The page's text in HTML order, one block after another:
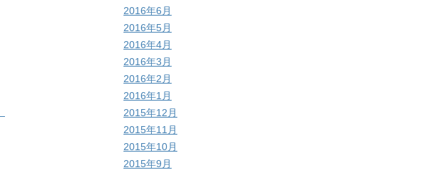
2016年6月
2016年5月
2016年4月
2016年3月
2016年2月
2016年1月
2015年12月
2015年11月
2015年10月
2015年9月